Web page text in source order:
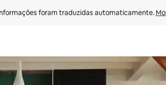
foram traduzidas automaticamente.